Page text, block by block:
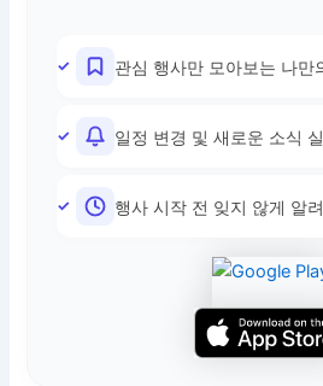
관심 행사만 모아보는 나만
일정 변경 및 새로운 소식
행사 시작 전 잊지 않게 알